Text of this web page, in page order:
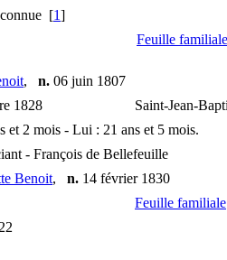
[1]
Feuille familiale
, n. 06 juin 1807
1828 Saint-Jean-
et 2 mois - Lui : 21 ans et 5 mois.
- François de Bellefeuille
Benoit, n. 14 février 1830
Feuille familiale